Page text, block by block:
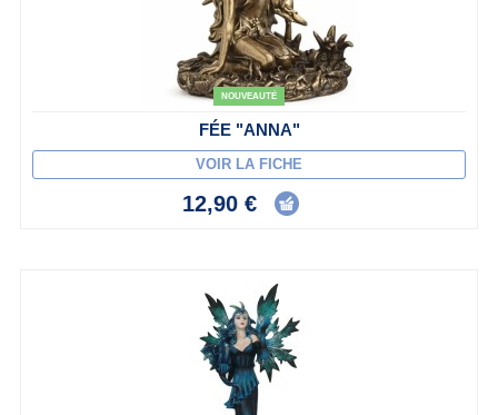
NOUVEAUTÉ
FÉE "ANNA"
VOIR LA FICHE
12,90 €